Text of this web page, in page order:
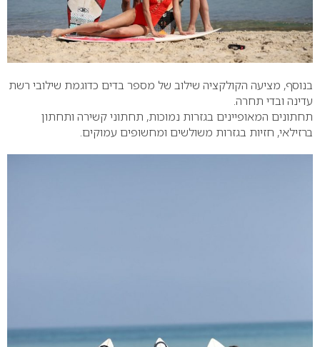
בנוסף, מציעה הקולקציה שילוב של מספר בדים כדוגמת שילובי רשת
עדינה ובדי תחרה.
תחתונים המאופיינים בגזרות נמוכות, תחתוני קשירה ותחתון
ברזילאי, חזיות בגזרות משולשים ומחשופים עמוקים.